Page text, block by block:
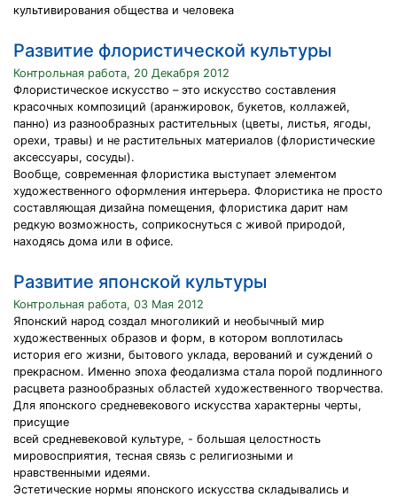
культивирования общества и человека
Развитие флористической культуры
Контрольная работа, 20 Декабря 2012
Флористическое искусство – это искусство составления
красочных композиций (аранжировок, букетов, коллажей,
панно) из разнообразных растительных (цветы, листья, ягоды,
орехи, травы) и не растительных материалов (флористические
аксессуары, сосуды).
Вообще, современная флористика выступает элементом
художественного оформления интерьера. Флористика не просто
составляющая дизайна помещения, флористика дарит нам
редкую возможность, соприкоснуться с живой природой,
находясь дома или в офисе.
Развитие японской культуры
Контрольная работа, 03 Мая 2012
Японский народ создал многоликий и необычный мир
художественных образов и форм, в котором воплотилась
история его жизни, бытового уклада, верований и суждений о
прекрасном. Именно эпоха феодализма стала порой подлинного
расцвета разнообразных областей художественного творчества.
Для японского средневекового искусства характерны черты,
присущие
всей средневековой культуре, - большая целостность
мировосприятия, тесная связь с религиозными и
нравственными идеями.
Эстетические нормы японского искусства складывались и